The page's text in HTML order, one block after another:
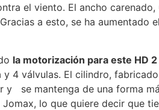
el viento. El ancho
a esto, se ha
la motorización para este HD 2
4 válvulas. El cilindro,
y se mantenga de una forma
lo que quiere decir que